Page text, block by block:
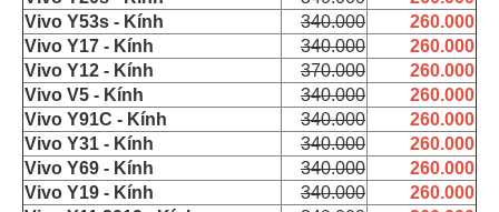
Vivo Y53s - Kính
340.000
260.000
Vivo Y17 - Kính
340.000
260.000
Vivo Y12 - Kính
370.000
260.000
Vivo V5 - Kính
340.000
260.000
Vivo Y91C - Kính
340.000
260.000
Vivo Y31 - Kính
340.000
260.000
Vivo Y69 - Kính
340.000
260.000
Vivo Y19 - Kính
340.000
260.000